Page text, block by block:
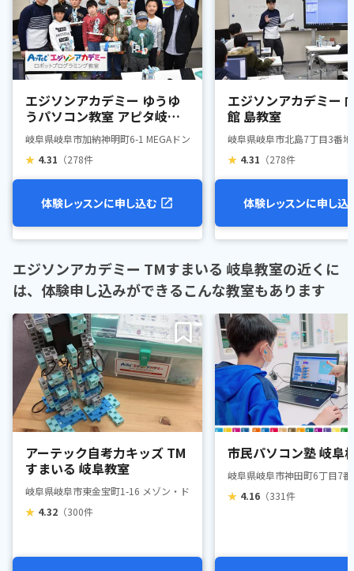
エジソンアカデミー ゆうゆ
うパソコン教室 アピタ岐阜
教室
岐阜県岐阜市加納神明町6-1 MEGAドン・キホーテUNY岐阜店3F
★ 4.31 （278件
体験レッスンに申し込む
エジソンアカデミー
館 島教室
岐阜県岐阜市北島7丁目3番
★ 4.31 （278件
体験レッスンに申し込
エジソンアカデミー TMすまいる 岐阜教室の近くに
は、体験申し込みができるこんな教室もあります
アーテック自考力キッズ TM
すまいる 岐阜教室
岐阜県岐阜市東金宝町1-16 メゾン・ド・クマダ2F
★ 4.32 （300件
市民パソコン塾 岐阜
岐阜県岐阜市神田町6丁目7
★ 4.16 （331件